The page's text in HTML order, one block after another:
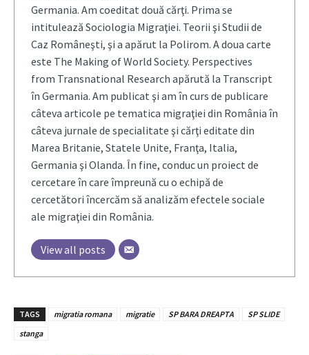
Germania. Am coeditat două cărţi. Prima se
intitulează Sociologia Migraţiei. Teorii şi Studii de
Caz Româneşti, şi a apărut la Polirom. A doua carte
este The Making of World Society. Perspectives
from Transnational Research apărută la Transcript
în Germania. Am publicat şi am în curs de publicare
câteva articole pe tematica migraţiei din România în
câteva jurnale de specialitate şi cărţi editate din
Marea Britanie, Statele Unite, Franţa, Italia,
Germania şi Olanda. În fine, conduc un proiect de
cercetare în care împreună cu o echipă de
cercetători încercăm să analizăm efectele sociale
ale migraţiei din România.
View all posts
TAGS migratia romana migratie SP BARA DREAPTA
SP SLIDE
stanga